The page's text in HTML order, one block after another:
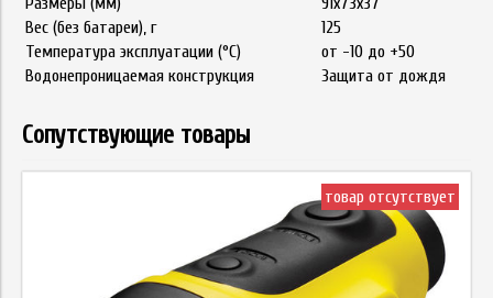
Вес (без батареи), г
125
Температура эксплуатации (°C)
от -10 до +50
Водонепроницаемая конструкция
Защита от дождя
Сопутствующие товары
товар отсутствует